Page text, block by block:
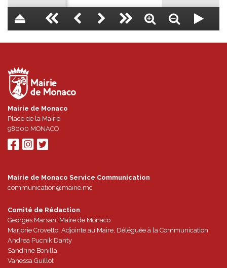
Mairie de Monaco
Place de la Mairie
98000 MONACO
Mairie de Monaco Service Communication
communication@mairie.mc
Comité de Rédaction
Georges Marsan, Maire de Monaco
Marjorie Crovetto, Adjointe au Maire, Déléguée à la Communication
Andrea Pucnik Danty
Sandrine Bonilla
Vanessa Guillot